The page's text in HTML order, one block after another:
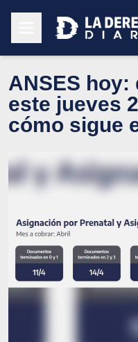
ANSES
este jueves
cómo sigue